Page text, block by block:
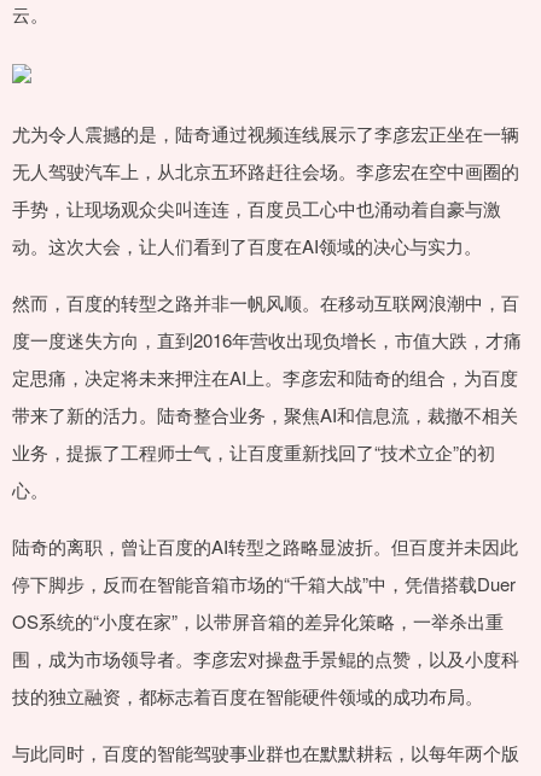
云。
尤为令人震撼的是，陆奇通过视频连线展示了李彦宏正坐在一辆
无人驾驶汽车上，从北京五环路赶往会场。李彦宏在空中画圈的
手势，让现场观众尖叫连连，百度员工心中也涌动着自豪与激
动。这次大会，让人们看到了百度在AI领域的决心与实力。
然而，百度的转型之路并非一帆风顺。在移动互联网浪潮中，百
度一度迷失方向，直到2016年营收出现负增长，市值大跌，才痛
定思痛，决定将未来押注在AI上。李彦宏和陆奇的组合，为百度
带来了新的活力。陆奇整合业务，聚焦AI和信息流，裁撤不相关
业务，提振了工程师士气，让百度重新找回了“技术立企”的初
心。
陆奇的离职，曾让百度的AI转型之路略显波折。但百度并未因此
停下脚步，反而在智能音箱市场的“千箱大战”中，凭借搭载Duer
OS系统的“小度在家”，以带屏音箱的差异化策略，一举杀出重
围，成为市场领导者。李彦宏对操盘手景鲲的点赞，以及小度科
技的独立融资，都标志着百度在智能硬件领域的成功布局。
与此同时，百度的智能驾驶事业群也在默默耕耘，以每年两个版